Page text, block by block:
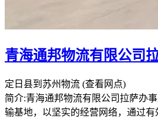
青海通邦物流有限公司
定日县到苏州物流 (查看网点)
简介:青海通邦物流有限公司拉萨办
输基地，以坚实的经营网络，通过